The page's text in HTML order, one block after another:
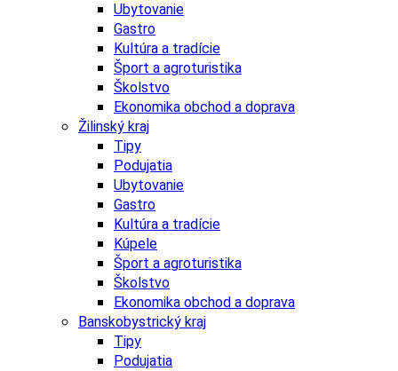
Ubytovanie
Gastro
Kultúra a tradície
Šport a agroturistika
Školstvo
Ekonomika obchod a doprava
Žilinský kraj
Tipy
Podujatia
Ubytovanie
Gastro
Kultúra a tradície
Kúpele
Šport a agroturistika
Školstvo
Ekonomika obchod a doprava
Banskobystrický kraj
Tipy
Podujatia